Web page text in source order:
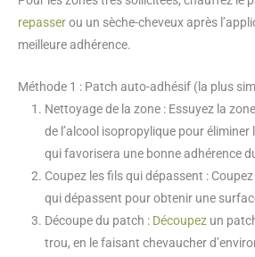
repasserou un sèche-cheveux après
meilleure adhérence.
Méthode 1 : Patch auto-adhésif (la plus
Nettoyage de la zone : Essuyez la
de l’alcool isopropylique pour éliminer
qui favorisera une bonne adhérence
Coupez les fils qui dépassent :
qui dépassent pour obtenir une
Découpe du patch : Découpez un
trou, en le faisant chevaucher